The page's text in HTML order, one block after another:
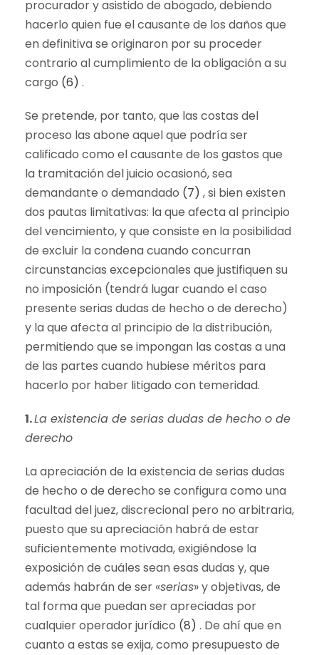
procurador y asistido de abogado, debiendo
hacerlo quien fue el causante de los daños que
en definitiva se originaron por su proceder
contrario al cumplimiento de la obligación a su
cargo (6) .
Se pretende, por tanto, que las costas del
proceso las abone aquel que podría ser
calificado como el causante de los gastos que
la tramitación del juicio ocasionó, sea
demandante o demandado (7) , si bien existen
dos pautas limitativas: la que afecta al principio
del vencimiento, y que consiste en la posibilidad
de excluir la condena cuando concurran
circunstancias excepcionales que justifiquen su
no imposición (tendrá lugar cuando el caso
presente serias dudas de hecho o de derecho)
y la que afecta al principio de la distribución,
permitiendo que se impongan las costas a una
de las partes cuando hubiese méritos para
hacerlo por haber litigado con temeridad.
1.La existencia de serias dudas de hecho o de
derecho
La apreciación de la existencia de serias dudas
de hecho o de derecho se configura como una
facultad del juez, discrecional pero no arbitraria,
puesto que su apreciación habrá de estar
suficientemente motivada, exigiéndose la
exposición de cuáles sean esas dudas y, que
además habrán de ser «serias» y objetivas, de
tal forma que puedan ser apreciadas por
cualquier operador jurídico (8) . De ahí que en
cuanto a estas se exija, como presupuesto de